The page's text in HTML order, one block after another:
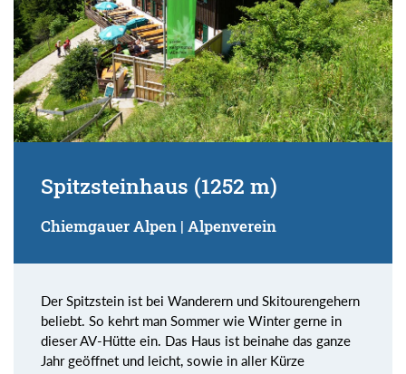
Spitzsteinhaus (1252 m)
Chiemgauer Alpen | Alpenverein
Der Spitzstein ist bei Wanderern und Skitourengehern
beliebt. So kehrt man Sommer wie Winter gerne in
dieser AV-Hütte ein. Das Haus ist beinahe das ganze
Jahr geöffnet und leicht, sowie in aller Kürze